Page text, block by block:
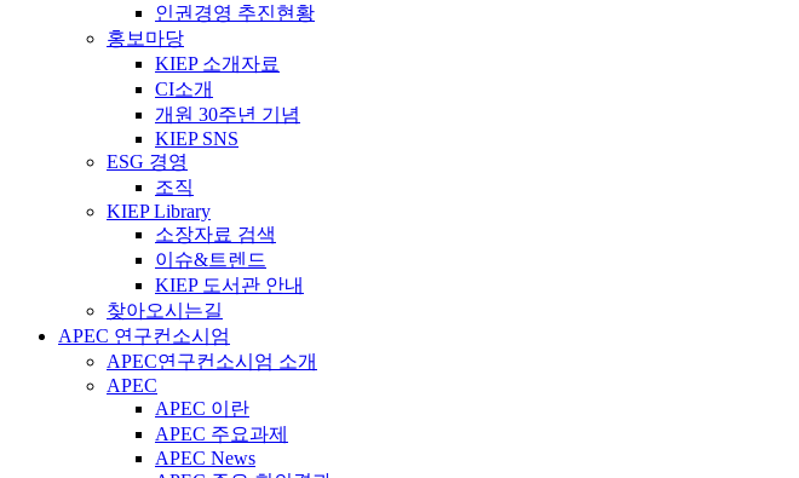
인권경영 추진현황
홍보마당
KIEP 소개자료
CI소개
개원 30주년 기념
KIEP SNS
ESG 경영
조직
KIEP Library
소장자료 검색
이슈&트렌드
KIEP 도서관 안내
찾아오시는길
APEC 연구컨소시엄
APEC연구컨소시엄 소개
APEC
APEC 이란
APEC 주요과제
APEC News